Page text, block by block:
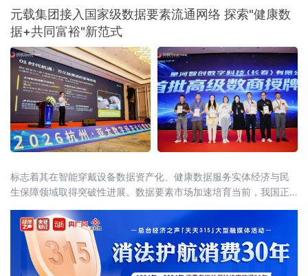
钢集团在高端压力容器用钢领域的领先地位，
为海外能源储运工程提供了关键材料支撑，提
升了鞍钢品牌的国际形象。
元载集团接入国家级数据要素流通网络 探索"健康数
据+共同富裕"新范式
标志着其在智能穿戴设备数据资产化、健康数据服务实体经济与民
生保障领域取得突破性进展。数据要素市场加速培育当前，我国正
处于从"数字大国"迈向"数字强国"的关键转型期。中共中央、国务院
《关于构建更加完